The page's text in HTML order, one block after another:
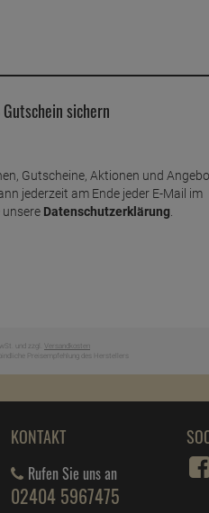
sichern
Gutscheine, Aktionen und
jederzeit am Ende jeder E-Mail im
Datenschutzerklärung.
und zzgl. Versandkosten
Preisempfehlung des Herstellers
KONTAKT
Rufen Sie uns an
02404 5967475